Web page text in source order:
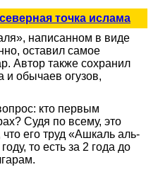
точка ислама
написанном в виде
оставил самое
Автор также сохранил
и обычаев огузов,
кто первым
Судя по всему, это
его труд «Ашкаль аль-
то есть за 2 года до